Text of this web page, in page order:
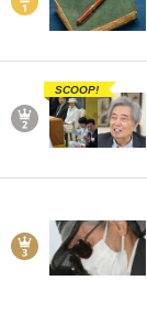
SCOOP!